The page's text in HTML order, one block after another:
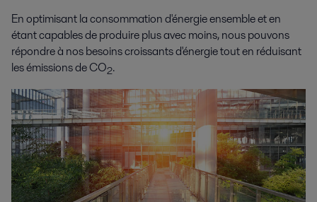
En optimisant la consommation d'énergie ensemble et en
étant capables de produire plus avec moins, nous pouvons
répondre à nos besoins croissants d'énergie tout en réduisant
les émissions de CO2.